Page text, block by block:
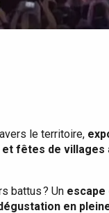
le territoire,
fêtes de villages
battus ? Un escape
en